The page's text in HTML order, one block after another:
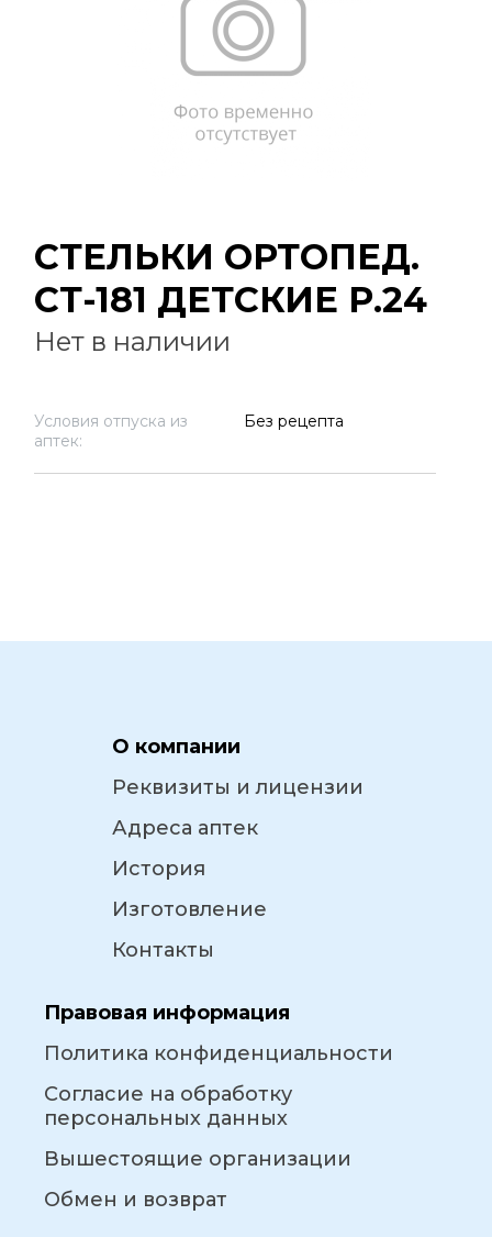
СТЕЛЬКИ ОРТОПЕД.
СТ-181 ДЕТСКИЕ Р.24
Нет в наличии
Условия отпуска из
аптек:
Без рецепта
О компании
Реквизиты и лицензии
Адреса аптек
История
Изготовление
Контакты
Правовая информация
Политика конфиденциальности
Согласие на обработку
персональных данных
Вышестоящие организации
Обмен и возврат